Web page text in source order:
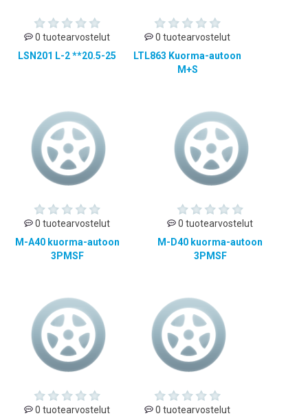
0 tuotearvostelut
LSN201 L-2 **20.5-25
0 tuotearvostelut
LTL863 Kuorma-autoon
M+S
0 tuotearvostelut
M-A40 kuorma-autoon
3PMSF
0 tuotearvostelut
M-D40 kuorma-autoon
3PMSF
0 tuotearvostelut
0 tuotearvostelut